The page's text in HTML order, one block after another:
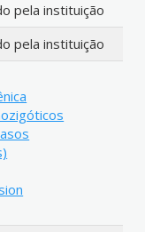
pela instituição
pela instituição